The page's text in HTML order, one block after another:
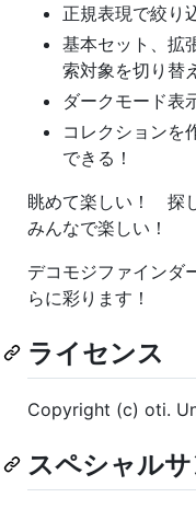
正規表現で絞り
基本セット、拡
索対象を切り替
ダークモード表
コレクションを
できる！
眺めて楽しい！ 探
みんなで楽しい！
デコモジファインダ
らに彩ります！
ライセンス
Copyright (c) oti.
スペシャルサ